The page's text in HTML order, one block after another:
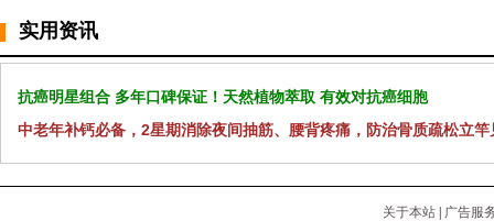
实用资讯
抗癌明星组合 多年口碑保证！天然植物萃取 有效对抗癌细胞
中老年补钙必备，2星期消除夜间抽筋、腰背疼痛，防治骨质疏松立竿
关于本站
广告服